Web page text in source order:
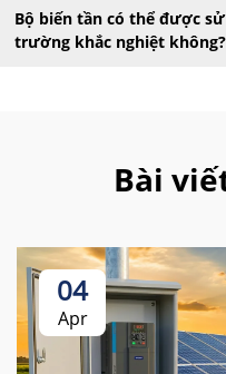
Bộ biến tần có thể được
trường khắc nghiệt không?
Bài
04
Apr